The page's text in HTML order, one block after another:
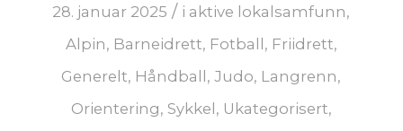
28. januar 2025 / i aktive lokalsamfunn,
Alpin, Barneidrett, Fotball , Friidrett,
Generelt, Håndball ,Judo, Langrenn,
Orientering, Sykkel , Ukategorisert,